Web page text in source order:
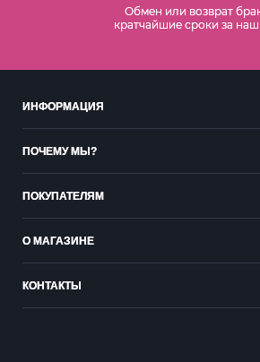
Обмен или возврат
кратчайшие сроки за наш
ИНФОРМАЦИЯ
ПОЧЕМУ МЫ?
ПОКУПАТЕЛЯМ
О МАГАЗИНЕ
КОНТАКТЫ